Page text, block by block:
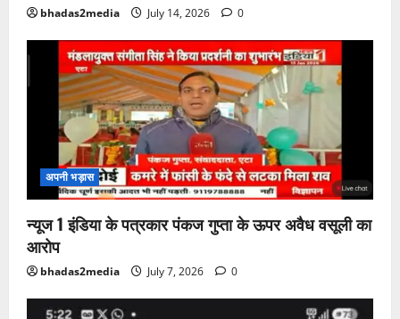
bhadas2media July 14, 2026 0
अपनी भड़ास
न्यूज 1 इंडिया के पत्रकार पंकज गुप्ता के ऊपर अवैध वसूली का
आरोप
bhadas2media July 7, 2026 0